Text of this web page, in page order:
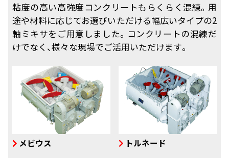
粘度の高い高強度コンクリートもらくらく混練。用
途や材料に応じてお選びいただける幅広いタイプの2
軸ミキサをご用意しました。コンクリートの混練だ
けでなく、様々な現場でご活用いただけます。
メビウス トルネード